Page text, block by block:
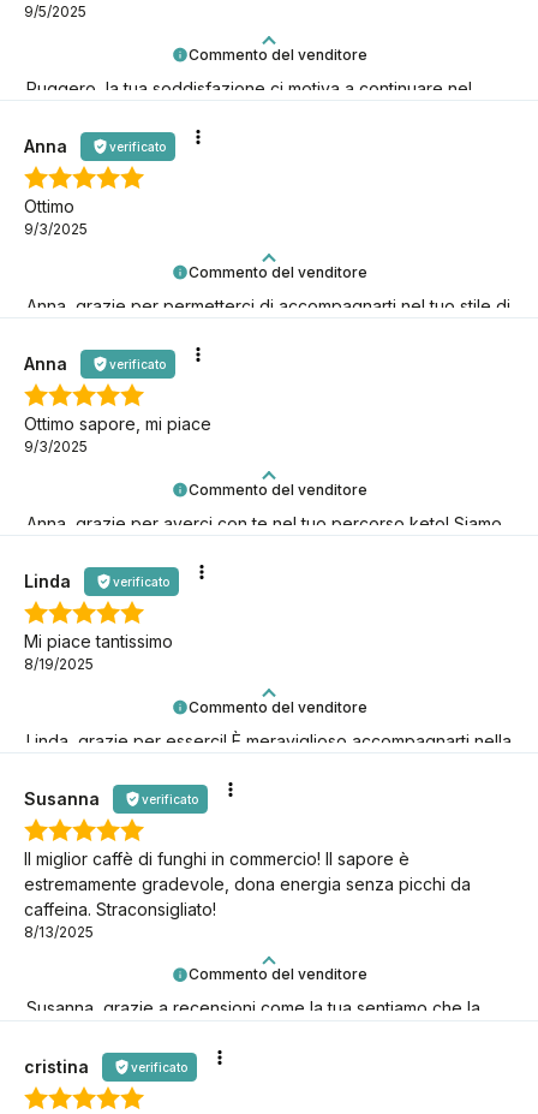
Commento del venditore
Ruggero, la tua soddisfazione ci motiva a continuare nel
9/5/2025
Commento del venditore
Anna, grazie per permetterci di accompagnarti nel tuo stile di
Anna verificato
Ottimo
9/3/2025
Commento del venditore
Anna, grazie per averci con te nel tuo percorso keto! Siamo
Anna verificato
Ottimo sapore, mi piace
9/3/2025
Commento del venditore
Linda, grazie per esserci! È meraviglioso accompagnarti nella
Linda verificato
Mi piace tantissimo
8/19/2025
Commento del venditore
Susanna, grazie a recensioni come la tua sentiamo che la
con noi!
Susanna verificato
Il miglior caffè di funghi in commercio! Il sapore è
estremamente gradevole, dona energia senza picchi da
caffeina. Straconsigliato!
8/13/2025
cristina verificato